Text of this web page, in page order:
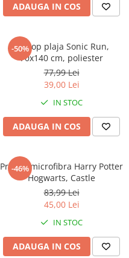
ADAUGA IN COS
-50%
Prosop plaja Sonic Run,
70x140 cm, poliester
77,99 Lei
39,00 Lei
IN STOC
ADAUGA IN COS
-46%
Prosop microfibra Harry Potter
Hogwarts, Castle
83,99 Lei
45,00 Lei
IN STOC
ADAUGA IN COS